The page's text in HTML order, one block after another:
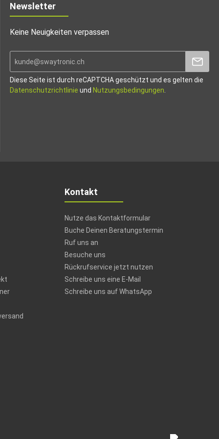
Newsletter
Keine Neuigkeiten verpassen
Diese Seite ist durch reCAPTCHA geschützt und es gelten die
Datenschutzrichtlinie und Nutzungsbedingungen
Kontakt
Nutze das Kontaktformular
Buche Deinen Beratungstermin
Ruf uns an
Besuche uns
Rückrufservice jetzt nutzen
Schreibe uns eine E-Mail
Schreibe uns auf WhatsApp